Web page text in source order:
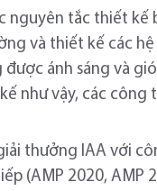
nguyên tắc thiết
và thiết kế các
ánh sáng và
như vậy, các
thưởng IAA với
(AMP 2020, AMP